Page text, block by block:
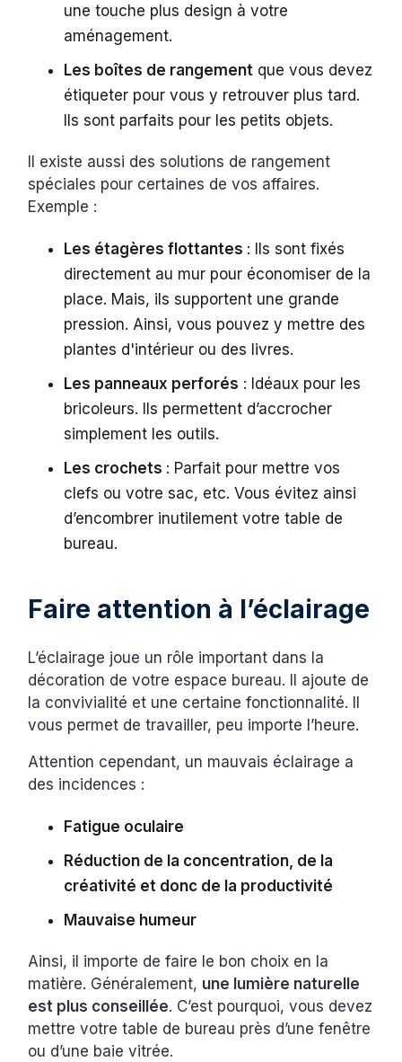
une touche plus design à votre
aménagement.
Les boîtes de rangement que vous devez
étiqueter pour vous y retrouver plus tard.
Ils sont parfaits pour les petits objets.
Il existe aussi des solutions de rangement
spéciales pour certaines de vos affaires.
Exemple :
Les étagères flottantes : Ils sont fixés
directement au mur pour économiser de la
place. Mais, ils supportent une grande
pression. Ainsi, vous pouvez y mettre des
plantes d'intérieur ou des livres.
Les panneaux perforés : Idéaux pour les
bricoleurs. Ils permettent d’accrocher
simplement les outils.
Les crochets : Parfait pour mettre vos
clefs ou votre sac, etc. Vous évitez ainsi
d’encombrer inutilement votre table de
bureau.
Faire attention à l’éclairage
L’éclairage joue un rôle important dans la
décoration de votre espace bureau. Il ajoute de
la convivialité et une certaine fonctionnalité. Il
vous permet de travailler, peu importe l’heure.
Attention cependant, un mauvais éclairage a
des incidences :
Fatigue oculaire
Réduction de la concentration, de la
créativité et donc de la productivité
Mauvaise humeur
Ainsi, il importe de faire le bon choix en la
matière. Généralement, une lumière naturelle
est plus conseillée. C’est pourquoi, vous devez
mettre votre table de bureau près d’une fenêtre
ou d’une baie vitrée.